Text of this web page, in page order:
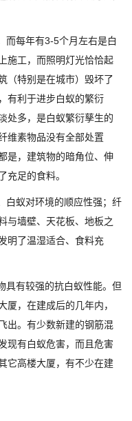
而每年有3-5个月左右是白
施工，而照明灯光恰恰起
（特别是在城市）毁坏了
有利于进步白蚁的繁衍
处多，是白蚁繁衍孳生的
维素物品没有全部处置
是，建筑物的暗角位、伸
充足的食料。
白蚁对环境的顺应性强；纤
与墙壁、天花板、地板之
明了温湿适合、食料充
具有较强的抗白蚁性能。但
厦，在建成后的几年内，
出。有少数新建的钢筋混
现有白蚁危害，而且危害
它高楼大厦，有不少在建